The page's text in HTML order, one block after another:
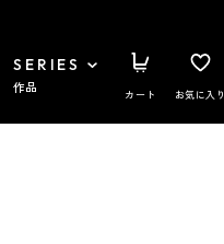
SERIES
作品 カート お気に入り